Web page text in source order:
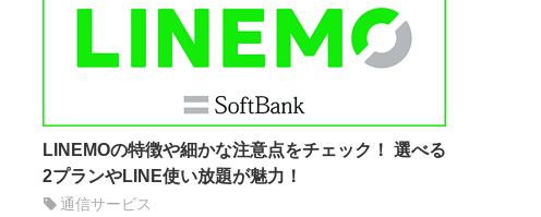
LINEMOの特徴や細かな注意点をチェック！ 選べる
2プランやLINE使い放題が魅力！
通信サービス